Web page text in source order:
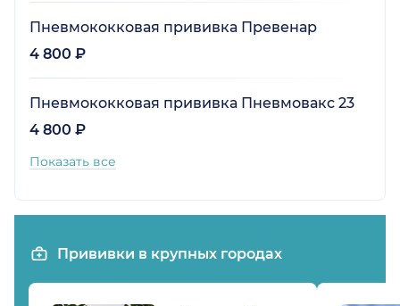
Пневмококковая прививка Превенар
4 800 ₽
Пневмококковая прививка Пневмовакс 23
4 800 ₽
Показать все
Прививки в крупных городах